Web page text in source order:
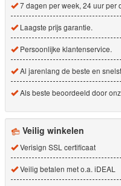
7 dagen per week, 24 uur per
Laagste prijs garantie.
Persoonlijke klantenservice.
Al jarenlang de beste en
Als beste beoordeeld door
Veilig winkelen
Verisign SSL certificaat
Veilig betalen met o.a. iDEAL